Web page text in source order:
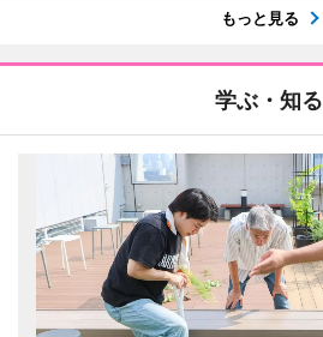
もっと見る
学ぶ・知る